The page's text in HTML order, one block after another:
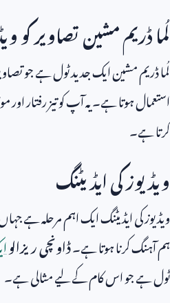
لُما ڈریم مشین تصاویر کو
لُما ڈریم مشین ایک جدید ٹول ہے جو
استعمال ہوتا ہے۔ یہ آپ کو تیز رفتار
کرتا ہے۔
ویڈیوز کی ایڈیٹنگ
ویڈیوز کی ایڈیٹنگ ایک اہم مرحلہ ہے
ہم آہنگ کرنا ہوتا ہے۔ڈاونچی ریزالو
ٹول ہے جو اس کام کے لیے مثالی ہے۔